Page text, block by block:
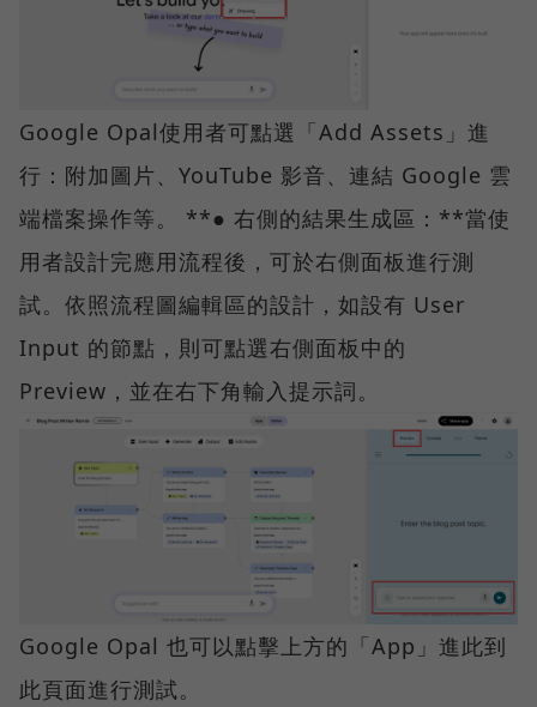
Google Opal使用者可點選「Add Assets」進
行：附加圖片、YouTube 影音、連結 Google 雲
端檔案操作等。 **● 右側的結果生成區：**當使
用者設計完應用流程後，可於右側面板進行測
試。依照流程圖編輯區的設計，如設有 User
Input 的節點，則可點選右側面板中的
Preview，並在右下角輸入提示詞。
Google Opal 也可以點擊上方的「App」進此到
此頁面進行測試。